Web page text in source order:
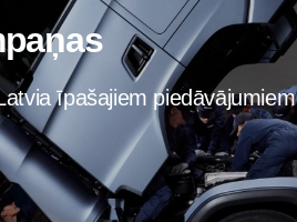
īpašajiem piedāvājumiem